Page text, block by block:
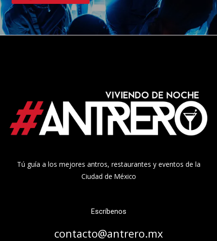
Tú guía a los mejores antros, restaurantes y eventos de la
Ciudad de México
Escríbenos
contacto@antrero.mx